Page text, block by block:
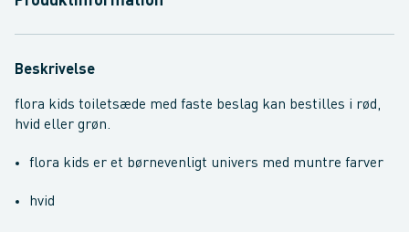
Beskrivelse
flora kids toiletsæde med faste beslag kan bestilles i rød,
hvid eller grøn.
flora kids er et børnevenligt univers med muntre farver
hvid